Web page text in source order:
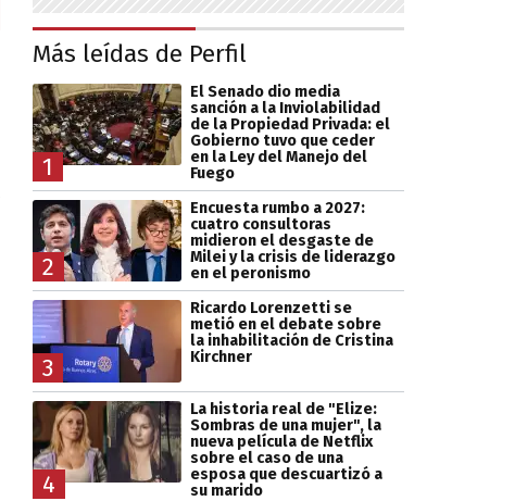
Más leídas de Perfil
1
El Senado dio media
sanción a la Inviolabilidad
de la Propiedad Privada: el
Gobierno tuvo que ceder
en la Ley del Manejo del
Fuego
2
Encuesta rumbo a 2027:
cuatro consultoras
midieron el desgaste de
Milei y la crisis de liderazgo
en el peronismo
3
Ricardo Lorenzetti se
metió en el debate sobre
la inhabilitación de Cristina
Kirchner
4
La historia real de "Elize:
Sombras de una mujer", la
nueva película de Netflix
sobre el caso de una
esposa que descuartizó a
su marido